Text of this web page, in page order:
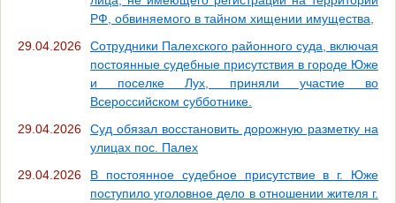
РФ, обвиняемого в тайном хищении имущества,
29.04.2026
Сотрудники Палехского районного суда, включая
постоянные судебные присутствия в городе Юже
и поселке Лух, приняли участие во
Всероссийском субботнике.
29.04.2026
Суд обязал восстановить дорожную разметку на
улицах пос. Палех
29.04.2026
В постоянное судебное присутствие в г. Юже
поступило уголовное дело в отношении жителя г.